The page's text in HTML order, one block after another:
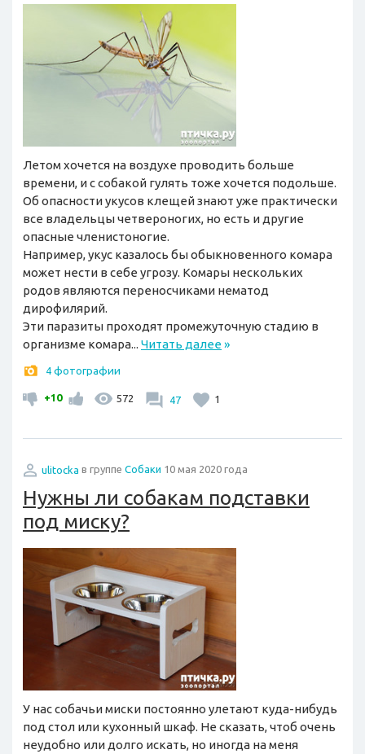
Летом хочется на воздухе проводить больше
времени, и с собакой гулять тоже хочется подольше.
Об опасности укусов клещей знают уже практически
все владельцы четвероногих, но есть и другие
опасные членистоногие.
Например, укус казалось бы обыкновенного комара
может нести в себе угрозу. Комары нескольких
родов являются переносчиками нематод
дирофилярий.
Эти паразиты проходят промежуточную стадию в
организме комара... Читать далее»
4 фотографии
+10 572 47 1
ulitocka в группе Собаки 10 мая 2020 года
Нужны ли собакам подставки
под миску?
У нас собачьи миски постоянно улетают куда-нибудь
под стол или кухонный шкаф. Не сказать, чтоб очень
неудобно или долго искать, но иногда на меня